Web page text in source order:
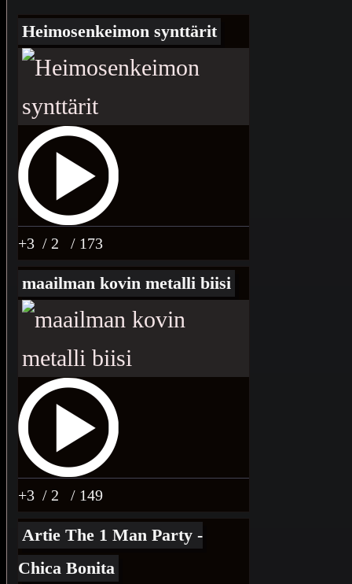
Heimosenkeimon synttärit
+3 / 2 / 173
maailman kovin metalli biisi
+3 / 2 / 149
Artie The 1 Man Party -
Chica Bonita